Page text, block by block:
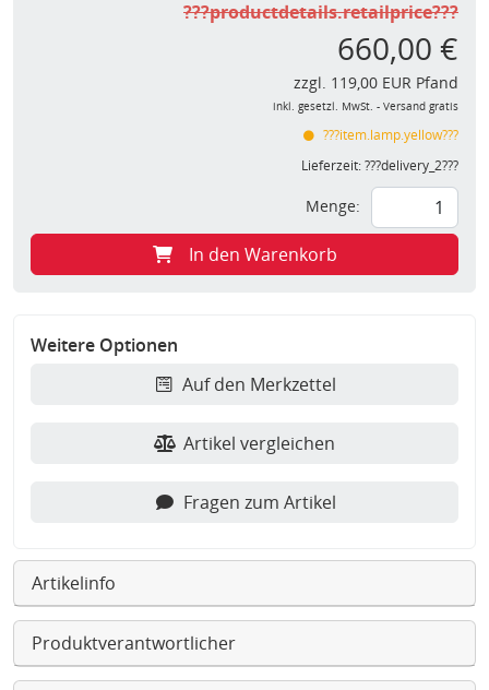
???productdetails.retailprice???
660,00 €
zzgl. 119,00 EUR Pfand
inkl. gesetzl. MwSt. - Versand gratis
???item.lamp.yellow???
Lieferzeit:???delivery_2???
Menge:
In den Warenkorb
Weitere Optionen
Auf den Merkzettel
Artikel vergleichen
Fragen zum Artikel
Artikelinfo
Produktverantwortlicher